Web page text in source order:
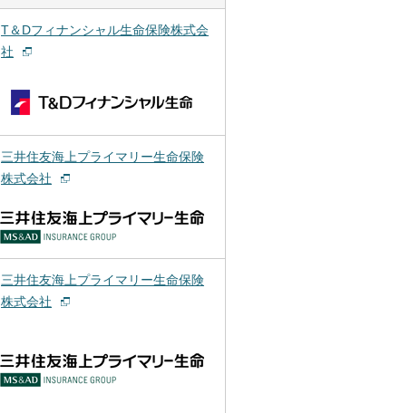
T＆Dフィナンシャル生命保険株式会
社
三井住友海上プライマリー生命保険
株式会社
三井住友海上プライマリー生命保険
株式会社